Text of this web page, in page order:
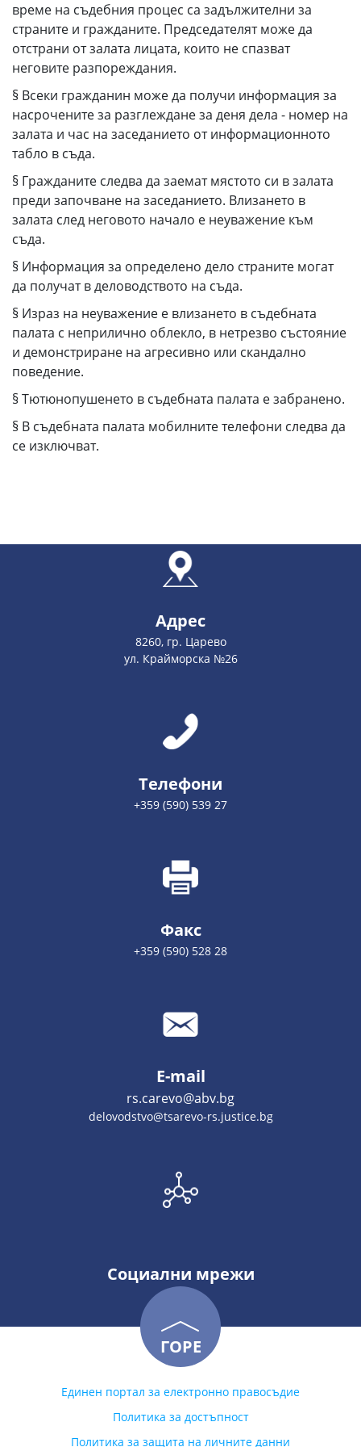
време на съдебния процес са задължителни за
страните и гражданите. Председателят може да
отстрани от залата лицата, които не спазват
неговите разпореждания.
§ Всеки гражданин може да получи информация за
насрочените за разглеждане за деня дела - номер на
залата и час на заседанието от информационното
табло в съда.
§ Гражданите следва да заемат мястото си в залата
преди започване на заседанието. Влизането в
залата след неговото начало е неуважение към
съда.
§ Информация за определено дело страните могат
да получат в деловодството на съда.
§ Израз на неуважение е влизането в съдебната
палата с неприлично облекло, в нетрезво състояние
и демонстриране на агресивно или скандално
поведение.
§ Тютюнопушенето в съдебната палата е забранено.
§ В съдебната палата мобилните телефони следва да
се изключват.
Адрес
8260, гр. Царево
ул. Крайморска №26
Телефони
+359 (590) 539 27
Факс
+359 (590) 528 28
E-mail
rs.carevo@abv.bg
delovodstvo@tsarevo-rs.justice.bg
Социални мрежи
ГОРЕ
Единен портал за електронно правосъдие
Политика за достъпност
Политика за защита на личните данни